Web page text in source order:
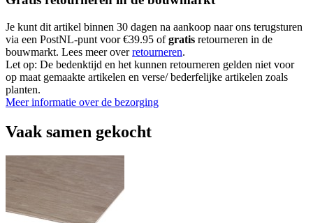
Je kunt dit artikel binnen 30 dagen na aankoop naar ons terugsturen
via een PostNL-punt voor €39.95 ofgratis retourneren in de
bouwmarkt. Lees meer overretourneren.
Let op: De bedenktijd en het kunnen retourneren gelden niet voor
op maat gemaakte artikelen en verse/ bederfelijke artikelen zoals
planten.
Meer informatie over de bezorging
Vaak samen gekocht